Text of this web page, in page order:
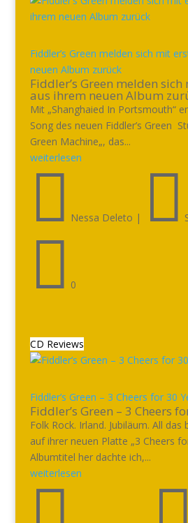
Fiddler’s Green melden sich mit
neuen Album zurück
Fiddler’s Green melden
aus ihrem neuen Album
Mit „Shanghaied In Portsmouth“
Song des neuen Fiddler’s Green
Green Machine„, das...
weiterlesen
 Nessa Deleto | 
 0
CD Reviews
Fiddler’s Green – 3 Cheers for 30
Fiddler’s Green – 3 Cheers
Folk Rock. Irland. Jubiläum. All das
auf ihrer neuen Platte „3 Cheers
Albumtitel her dachte ich,...
weiterlesen